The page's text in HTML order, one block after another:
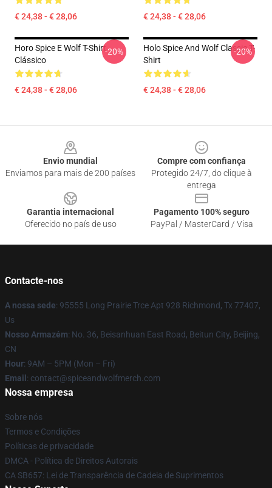
€ 24,38 - € 28,06 € 24,38 - € 28,06
Horo Spice E Wolf T-Shirt
Clássico
€ 24,38 - € 28,06
-20%
Holo Spice And Wolf Classic T-
Shirt
€ 24,38 - € 28,06
-20%
Envio mundial
Enviamos para mais de 200 países
Compre com confiança
Protegido 24/7, do clique à
entrega
Garantia internacional
Oferecido no país de uso
Pagamento 100% seguro
PayPal / MasterCard / Visa
Contacte-nos
A nossa sede: 95555 Long Prairie Trce Apt 928 Richmond, Tx 77407,
Us
Nosso Armazém: No. 36, Beisanhuan East Road, Beitun City, Beijing,
CN
Hour: 9AM – 5PM (Mon – Fri)
Email : contact@spiceandwolfmerch.com
Nossa empresa
Sobre nós
Termos e Condições
Políticas de privacidade
DMCA - Política de Direitos Autorais
CA SB657: Lei de Transparência de Cadeia de Suprimentos